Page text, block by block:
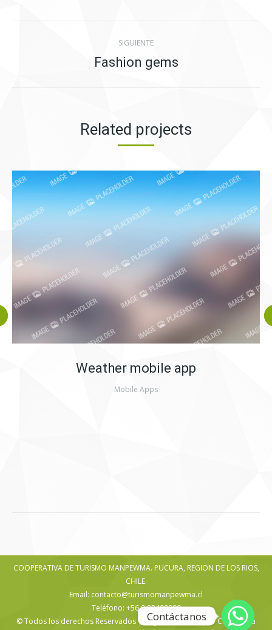
Navegación
SIGUIENTE
Proyecto
Fashion gems
Related projects
Weather mobile app
Mobile Apps
COOPERATIVA DE TURISMO MANPEWMA. PUCURA, REGION DE LOS RIOS,
CHILE.
Email: contacto@turismomanpewma.cl
Teléfono: +56 9 83490990
© Todos los derechos Reservados | Página diseñada por Consultora
Contáctanos